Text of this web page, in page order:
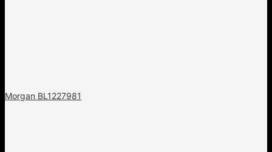
Morgan BL1227981